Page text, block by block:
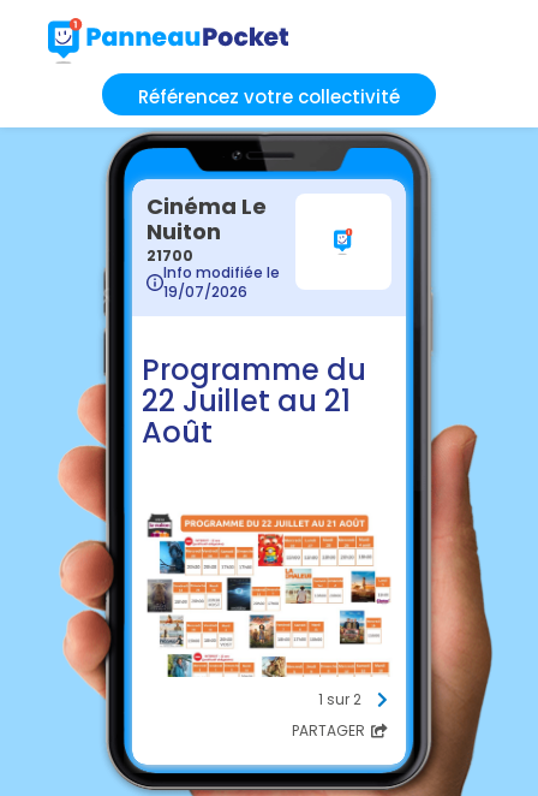
Référencez votre collectivité
Cinéma Le
Nuiton
21700
Info modifiée le
19/07/2026
Programme du
22 Juillet au 21
Août
1 sur 2
PARTAGER